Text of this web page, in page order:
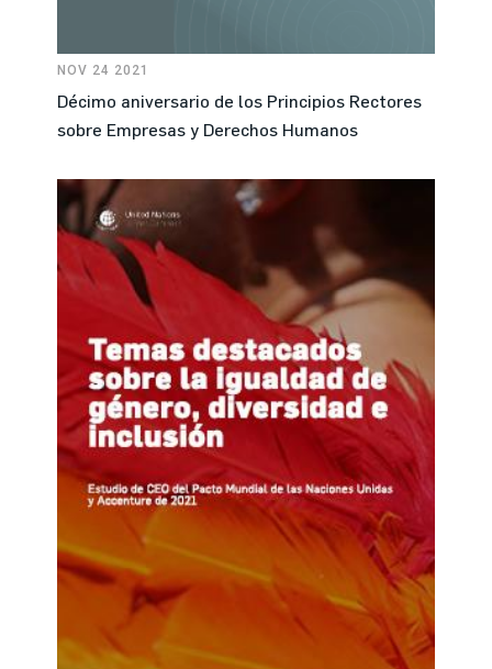
NOV 24 2021
Décimo aniversario de los Principios Rectores
sobre Empresas y Derechos Humanos